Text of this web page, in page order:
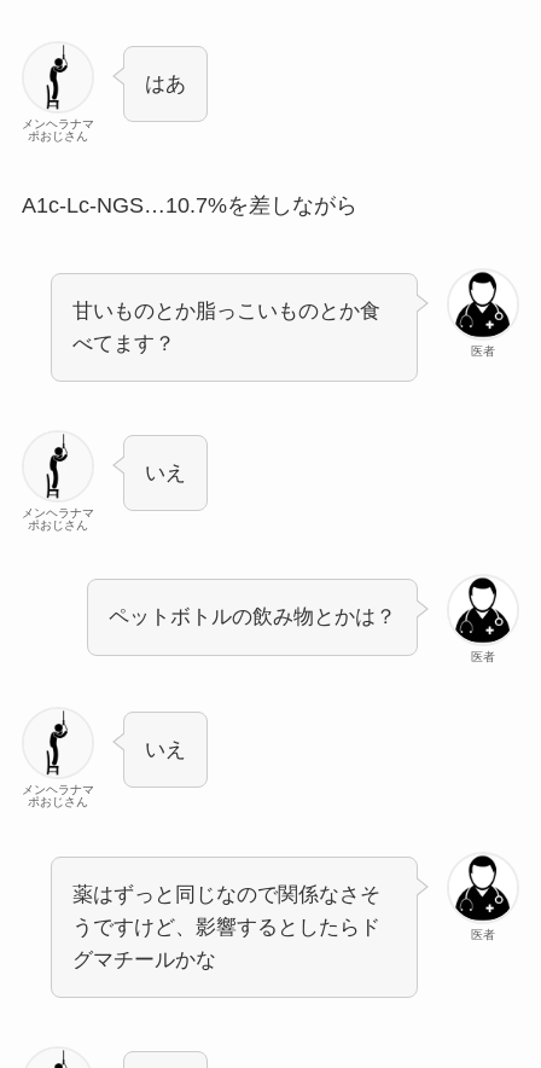
メンヘラナマ
ポおじさん
はあ
A1c-Lc-NGS…10.7%を差しながら
医者
甘いものとか脂っこいものとか食
べてます？
メンヘラナマ
ポおじさん
いえ
医者
ペットボトルの飲み物とかは？
メンヘラナマ
ポおじさん
いえ
医者
薬はずっと同じなので関係なさそ
うですけど、影響するとしたらド
グマチールかな